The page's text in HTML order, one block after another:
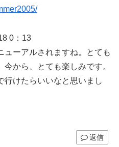
0：13
ューアルされますね。とても
から、とても楽しみです。
行けたらいいなと思いまし
返信